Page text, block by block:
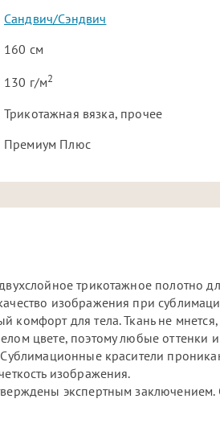
Сандвич/Сэндвич
160 см
130 г/м2
Трикотажная вязка, прочее
Премиум Плюс
трикотажное полотно
изображения при
комфорт для тела. Ткань не
цвете, поэтому любые оттенки
красители
изображения.
экспертным заключением.